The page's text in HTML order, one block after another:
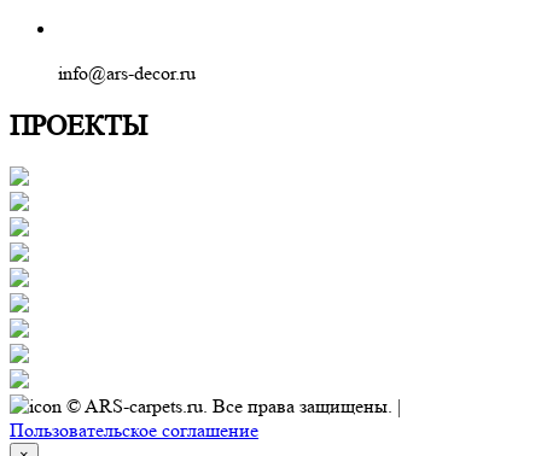
info@ars-decor.ru
ПРОЕКТЫ
© ARS-carpets.ru. Все права защищены. |
Пользовательское соглашение